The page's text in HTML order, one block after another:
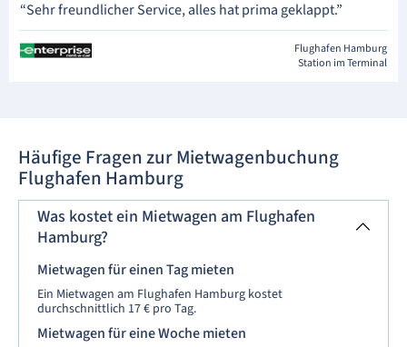
“Sehr freundlicher Service, alles hat prima geklappt.”
Flughafen Hamburg
Station im Terminal
Häufige Fragen zur Mietwagenbuchung
Flughafen Hamburg
Was kostet ein Mietwagen am Flughafen
Hamburg?
Mietwagen für einen Tag mieten
Ein Mietwagen am Flughafen Hamburg kostet
durchschnittlich 17 € pro Tag.
Mietwagen für eine Woche mieten